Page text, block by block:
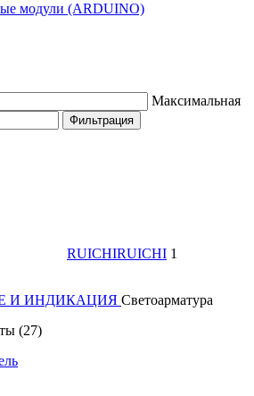
модули (ARDUINO)
Максимальная
Фильтрация
RUICHIRUICHI 1
И ИНДИКАЦИЯ Светоарматура
(27)